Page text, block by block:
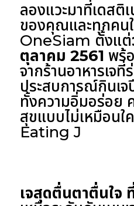
ลองแวะมาที่เดสติ
ของคุณและทุกคน
OneSiam ตั้งแต่
ตุลาคม 2561 พร้
จากร้านอาหารเจที่
ประสบการณ์กินเ
ทั้งความอิ่มอร่อย
สุขแบบไม่เหมือนใ
Eating J
เจสุดตื่นตาตื่นใจ